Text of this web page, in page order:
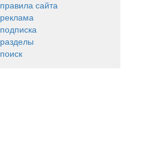
правила сайта
реклама
подписка
разделы
поиск